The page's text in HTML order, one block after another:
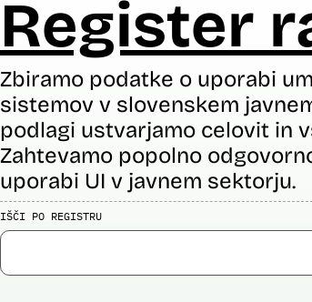
Register
Zbiramo podatke o uporabi
sistemov v slovenskem
podlagi ustvarjamo celovit in
Zahtevamo popolno
uporabi UI v javnem sektorju.
IŠČI PO REGISTRU